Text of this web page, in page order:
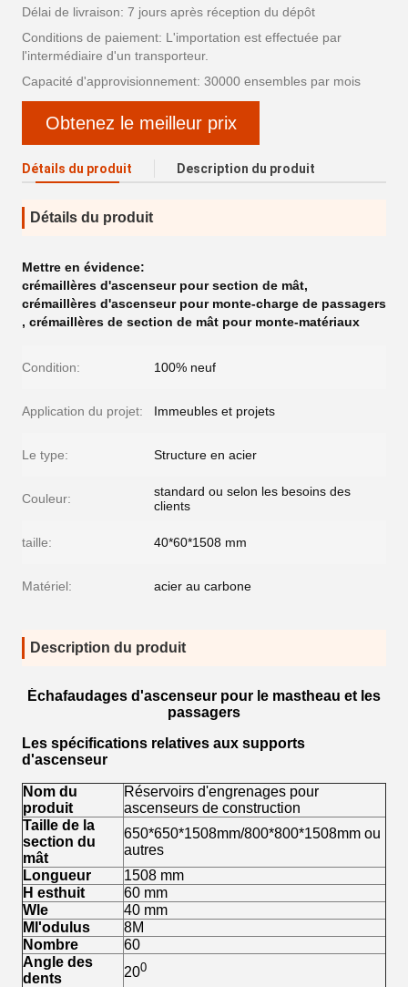
Délai de livraison: 7 jours après réception du dépôt
Conditions de paiement: L'importation est effectuée par
l'intermédiaire d'un transporteur.
Capacité d'approvisionnement: 30000 ensembles par mois
Obtenez le meilleur prix
Détails du produit Description du produit
Détails du produit
Mettre en évidence:
crémaillères d'ascenseur pour section de mât,
crémaillères d'ascenseur pour monte-charge de passagers
, crémaillères de section de mât pour monte-matériaux
Condition: 100% neuf
Application du projet: Immeubles et projets
Le type: Structure en acier
Couleur:
standard ou selon les besoins des
clients
taille: 40*60*1508 mm
Matériel: acier au carbone
Description du produit
Échafaudages d'ascenseur pour le mastheau et les
passagers
Les spécifications relatives aux supports
d'ascenseur
Nom du
produit
Réservoirs d'engrenages pour
ascenseurs de construction
Taille de la
section du
mât
650*650*1508mm/800*800*1508mm ou
autres
Longueur
1508 mm
H esthuit
60 mm
W le
40 mm
M l'odulus
8M
Nombre
60
Angle des
dents
200